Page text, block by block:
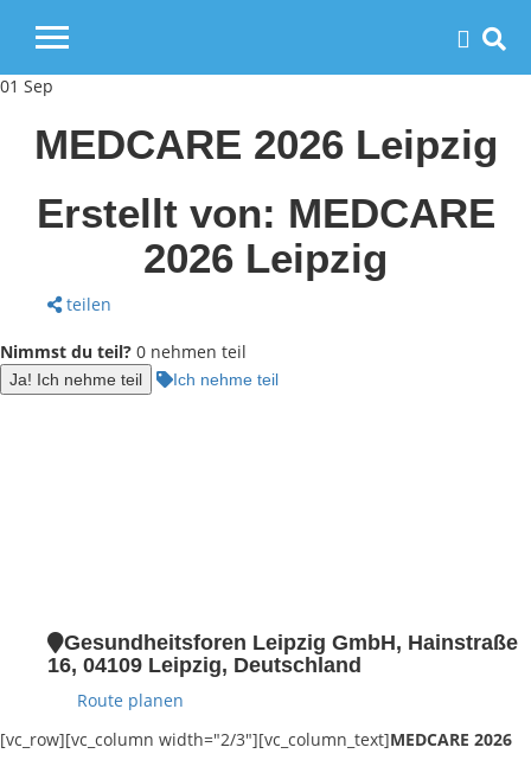
01 Sep
MEDCARE 2026 Leipzig
Erstellt von: MEDCARE
2026 Leipzig
teilen
Nimmst du teil? 0 nehmen teil
Ja! Ich nehme teil Ich nehme teil
Gesundheitsforen Leipzig GmbH, Hainstraße
16, 04109 Leipzig, Deutschland
Route planen
[vc_row][vc_column width="2/3"][vc_column_text]MEDCARE 2026